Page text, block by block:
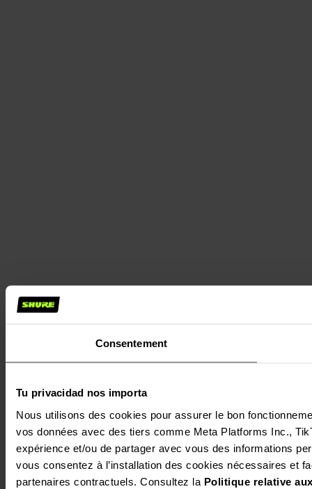
Consentement
Tu privacidad nos importa
Nous utilisons des cookies pour assurer le bon
vos données avec des tiers comme Meta Platforms Inc.,
expérience et/ou de partager avec vous des informations
vous consentez à l’installation des cookies nécessaires et
partenaires contractuels. Consultez la Politique relative